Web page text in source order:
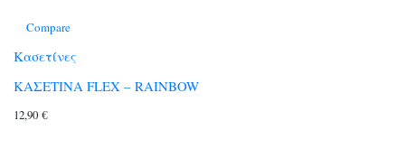
Compare
Κασετίνες
ΚΑΣΕΤΙΝΑ FLEX – RAINBOW
12,90 €